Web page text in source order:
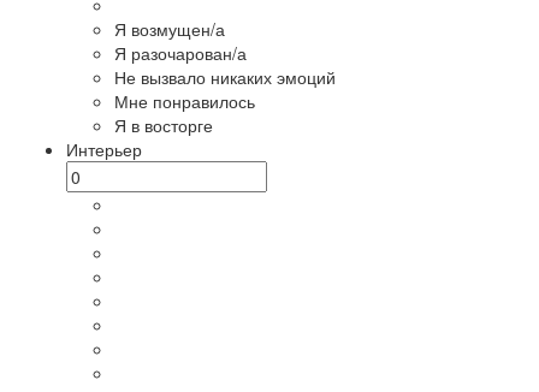
Я возмущен/а
Я разочарован/а
Не вызвало никаких эмоций
Мне понравилось
Я в восторге
Интерьер